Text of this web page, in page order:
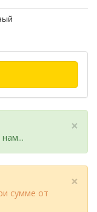
×
×
сумме от